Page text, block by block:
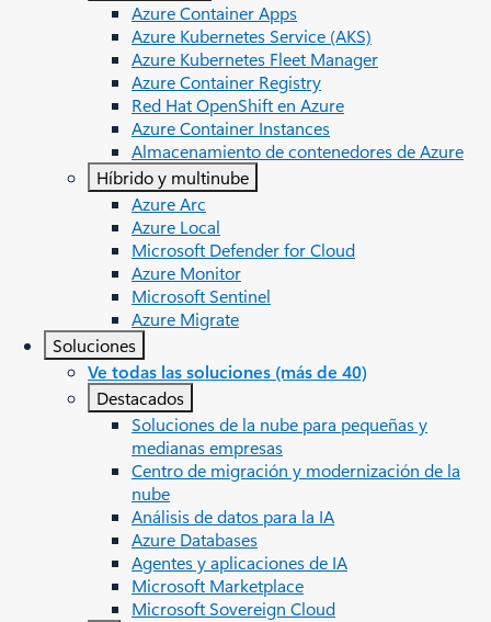
Azure Container Apps
Azure Kubernetes Service (AKS)
Azure Kubernetes Fleet Manager
Azure Container Registry
Red Hat OpenShift en Azure
Azure Container Instances​
Almacenamiento de contenedores de Azure
Híbrido y multinube
Azure Arc​
Azure Local
Microsoft Defender for Cloud
Azure Monitor
Microsoft Sentinel
Azure Migrate
Soluciones
Ve todas las soluciones (más de 40)
Destacados
Soluciones de la nube para pequeñas y
medianas empresas
Centro de migración y modernización de la
nube
Análisis de datos para la IA
Azure Databases
Agentes y aplicaciones de IA
Microsoft Marketplace
Microsoft Sovereign Cloud